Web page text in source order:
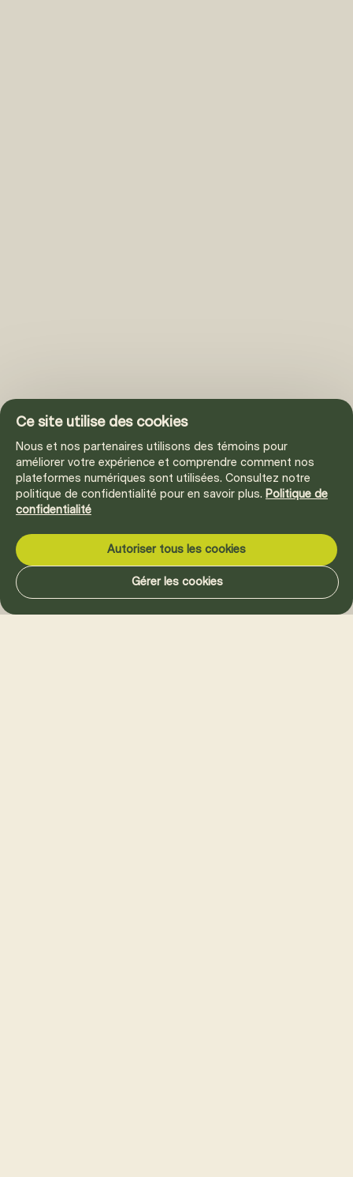
Ce site utilise des cookies
Nous et nos partenaires utilisons des témoins pour
améliorer votre expérience et comprendre comment nos
plateformes numériques sont utilisées. Consultez notre
politique de confidentialité pour en savoir plus. Politique de
confidentialité
Autoriser tous les cookies
Gérer les cookies